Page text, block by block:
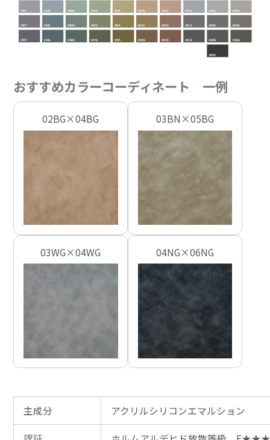
おすすめカラーコーディネート 一例
02BG×04BG 03BN×05BG
03WG×04WG 04NG×06NG
主成分
アクリルシリコンエマルション